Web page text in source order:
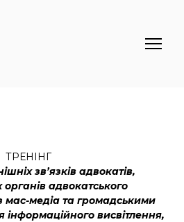
ТРЕНІНГ
зв’язків адвокатів,
органів адвокатського
медіа та громадськими
інформаційного висвітлення,